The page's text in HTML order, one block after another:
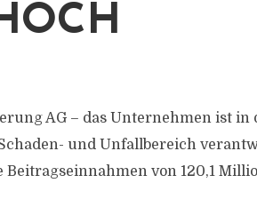
AG – das Unternehmen ist in
und Unfallbereich
von 120,1